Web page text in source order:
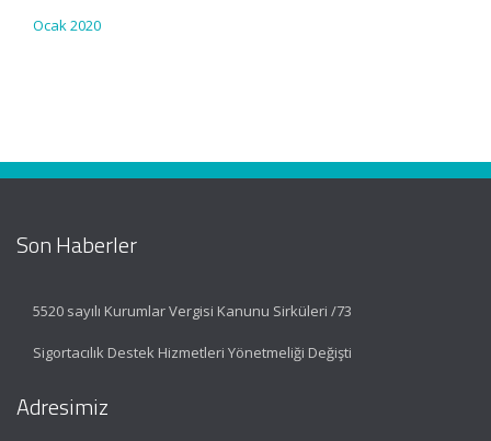
Ocak 2020
Son Haberler
5520 sayılı Kurumlar Vergisi Kanunu Sirküleri /73
Sigortacılık Destek Hizmetleri Yönetmeliği Değişti
Adresimiz